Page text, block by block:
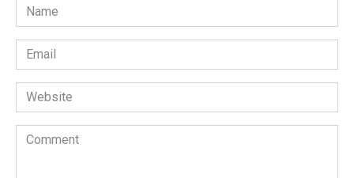
Name
*
Email
*
Website
Comment